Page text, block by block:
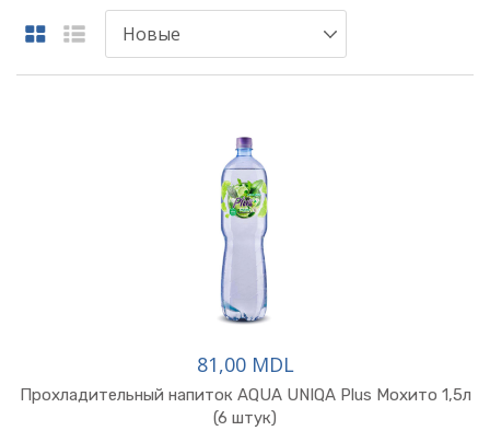
81,00 MDL
Прохладительный напиток AQUA UNIQA Plus Мохито 1,5л
(6 штук)